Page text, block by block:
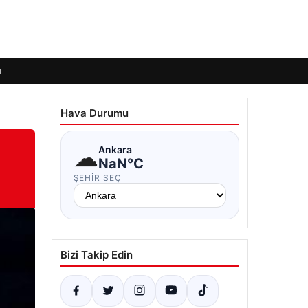
Hava Durumu
☁Ankara
NaN°C
ŞEHIR SEÇ
Bizi Takip Edin